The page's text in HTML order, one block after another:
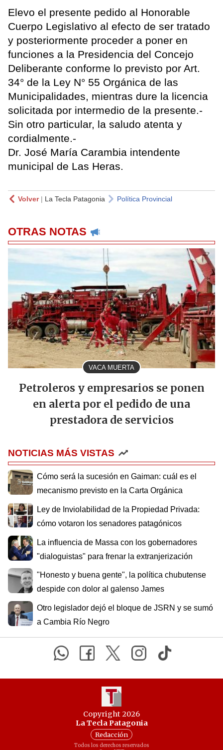
Elevo el presente pedido al Honorable
Cuerpo Legislativo al efecto de ser tratado
y posteriormente proceder a poner en
funciones a la Presidencia del Concejo
Deliberante conforme lo previsto por Art.
34° de la Ley N° 55 Orgánica de las
Municipalidades, mientras dure la licencia
solicitada por intermedio de la presente.-
Sin otro particular, la saludo atenta y
cordialmente.-
Dr. José María Carambia intendente
municipal de Las Heras.
Volver| La Tecla Patagonia Política Provincial
OTRAS NOTAS
VACA MUERTA
Petroleros y empresarios se ponen
en alerta por el pedido de una
prestadora de servicios
NOTICIAS MÁS VISTAS
Cómo será la sucesión en Gaiman: cuál es el
mecanismo previsto en la Carta Orgánica
Ley de Inviolabilidad de la Propiedad Privada:
cómo votaron los senadores patagónicos
La influencia de Massa con los gobernadores
"dialoguistas" para frenar la extranjerización
"Honesto y buena gente", la política chubutense
despide con dolor al galenso James
Otro legislador dejó el bloque de JSRN y se sumó
a Cambia Río Negro
Copyright 2026
La Tecla Patagonia
Redacción
Todos los derechos reservados